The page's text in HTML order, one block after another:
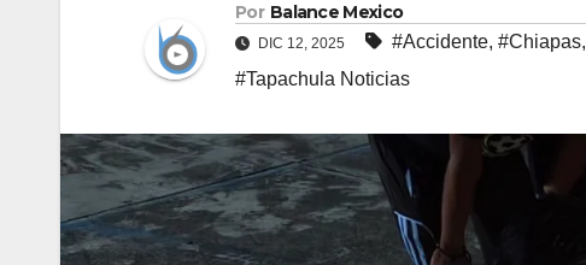
Por Balance Mexico
DIC 12, 2025 #Accidente, #Chiapas,
#Tapachula Noticias